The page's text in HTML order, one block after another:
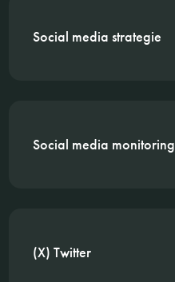
Social media strategie
Social media monitoring
(X) Twitter